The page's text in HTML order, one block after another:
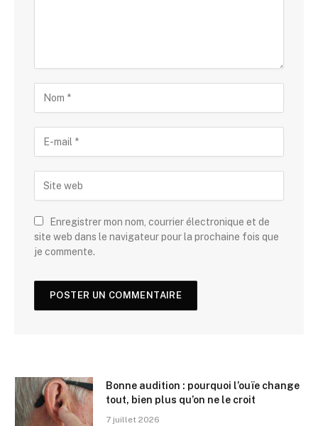
Enregistrer mon nom, courrier électronique et de
site web dans le navigateur pour la prochaine fois que
je commente.
Bonne audition : pourquoi l’ouïe change
tout, bien plus qu’on ne le croit
7 juillet 2026